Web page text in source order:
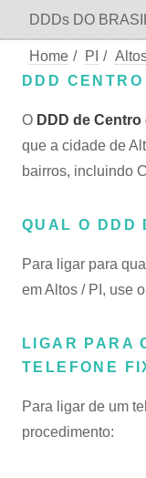
DDDs DO
Home / PI /
DDD
O DDD de Centro
que a cidade de
bairros, incluindo
QUAL O DDD
Para ligar para
em Altos / PI, use o
LIGAR PARA
TELEFONE
Para ligar de um
procedimento: